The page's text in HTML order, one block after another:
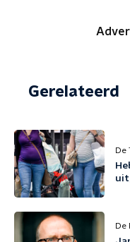
Gerelateerd
De
De